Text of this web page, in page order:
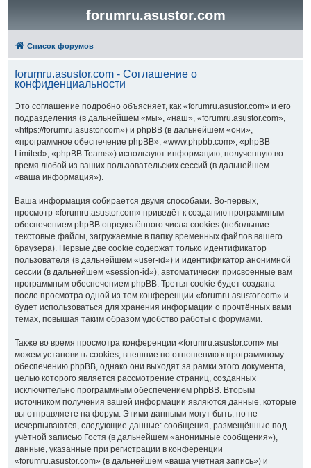
forumru.asustor.com
Список форумов
forumru.asustor.com - Соглашение о
конфиденциальности
Это соглашение подробно объясняет, как «forumru.asustor.com» и его
подразделения (в дальнейшем «мы», «наш», «forumru.asustor.com»,
«https://forumru.asustor.com») и phpBB (в дальнейшем «они»,
«программное обеспечение phpBB», «www.phpbb.com», «phpBB
Limited», «phpBB Teams») используют информацию, полученную во
время любой из ваших пользовательских сессий (в дальнейшем
«ваша информация»).
Ваша информация собирается двумя способами. Во-первых,
просмотр «forumru.asustor.com» приведёт к созданию программным
обеспечением phpBB определённого числа cookies (небольшие
текстовые файлы, загружаемые в папку временных файлов вашего
браузера). Первые две cookie содержат только идентификатор
пользователя (в дальнейшем «user-id») и идентификатор анонимной
сессии (в дальнейшем «session-id»), автоматически присвоенные вам
программным обеспечением phpBB. Третья cookie будет создана
после просмотра одной из тем конференции «forumru.asustor.com» и
будет использоваться для хранения информации о прочтённых вами
темах, повышая таким образом удобство работы с форумами.
Также во время просмотра конференции «forumru.asustor.com» мы
можем установить cookies, внешние по отношению к программному
обеспечению phpBB, однако они выходят за рамки этого документа,
целью которого является рассмотрение страниц, созданных
исключительно программным обеспечением phpBB. Вторым
источником получения вашей информации являются данные, которые
вы отправляете на форум. Этими данными могут быть, но не
исчерпываются, следующие данные: сообщения, размещённые под
учётной записью Гостя (в дальнейшем «анонимные сообщения»),
данные, указанные при регистрации в конференции
«forumru.asustor.com» (в дальнейшем «ваша учётная запись») и